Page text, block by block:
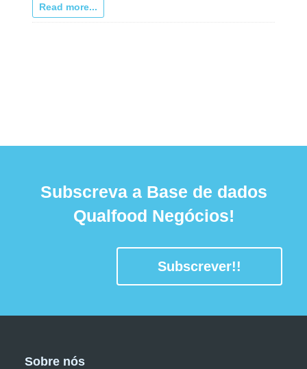
Read more...
Subscreva a Base de dados
Qualfood Negócios!
Subscrever!!
Sobre nós